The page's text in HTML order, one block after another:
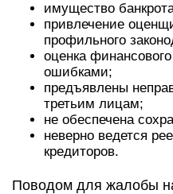
имущество
привлечение
профильного
оценка
ошибками;
предъявлены
третьим лицам;
не обеспечена
неверно ведется
кредиторов.
Поводом для жалобы